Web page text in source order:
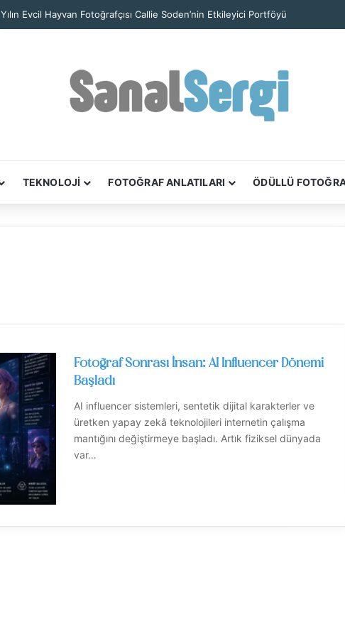
William Meyers’in ‘Civics’ Kitabı New York’un Yurttaşlık Hikâyelerini Anlatıyor
TEKNOLOJİ FOTOĞRAF ANLATILARI ÖDÜLLÜ
Fotoğraf Sonrası İnsan: AI Influencer Dönemi
Başladı
AI influencer sistemleri, sentetik dijital karakterler ve
üretken yapay zekâ teknolojileri internetin çalışma
mantığını değiştirmeye başladı. Artık fiziksel dünyada
var…